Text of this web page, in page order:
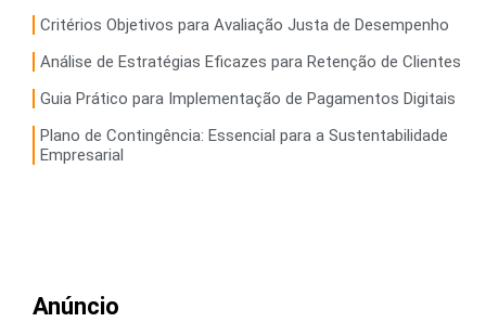
Critérios Objetivos para Avaliação Justa de Desempenho
Análise de Estratégias Eficazes para Retenção de Clientes
Guia Prático para Implementação de Pagamentos Digitais
Plano de Contingência: Essencial para a Sustentabilidade
Empresarial
Anúncio